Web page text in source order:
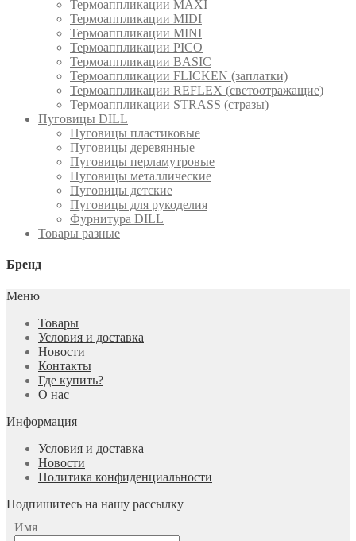
Термоаппликации MAXI
Термоаппликации MIDI
Термоаппликации MINI
Термоаппликации PICO
Термоаппликации BASIC
Термоаппликации FLICKEN (заплатки)
Термоаппликации REFLEX (светоотражащие)
Термоаппликации STRASS (стразы)
Пуговицы DILL
Пуговицы пластиковые
Пуговицы деревянные
Пуговицы перламутровые
Пуговицы металлические
Пуговицы детские
Пуговицы для рукоделия
Фурнитура DILL
Товары разные
Бренд
Меню
Товары
Условия и доставка
Новости
Контакты
Где купить?
О нас
Информация
Условия и доставка
Новости
Политика конфиденциальности
Подпишитесь на нашу рассылку
Имя